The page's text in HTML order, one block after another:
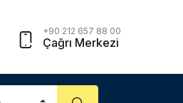
+90 212 657 88 00
Çağrı Merkezi